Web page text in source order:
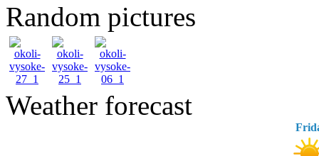
Random pictures
Weather forecast